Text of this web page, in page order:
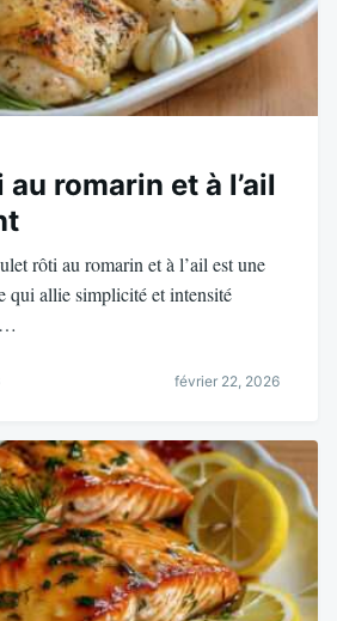
romarin et à l’ail
rôti au romarin et à l’ail est une
qui allie simplicité et intensité
février 22, 2026